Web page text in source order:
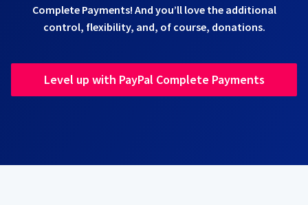
Complete Payments! And you’ll love the additional
control, flexibility, and, of course, donations.
Level up with PayPal Complete Payments